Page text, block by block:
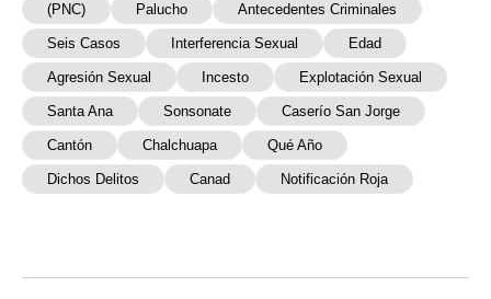
(PNC) Palucho Antecedentes Criminales
Seis Casos Interferencia Sexual Edad
Agresión Sexual Incesto Explotación Sexual
Santa Ana Sonsonate Caserío San Jorge
Cantón Chalchuapa Qué Año
Dichos Delitos Canad Notificación Roja